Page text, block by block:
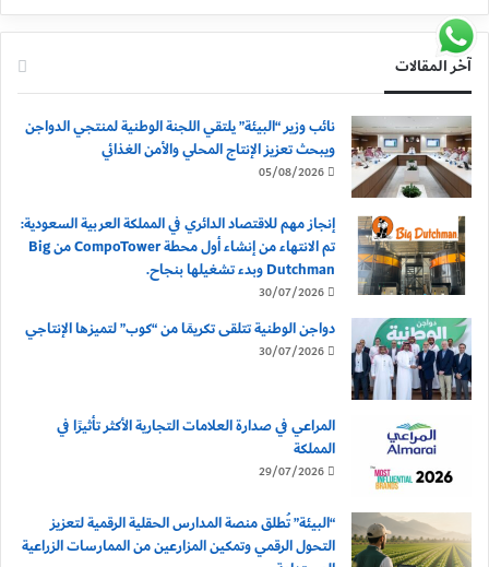
آخر المقالات
نائب وزير “البيئة” يلتقي اللجنة الوطنية لمنتجي الدواجن
ويبحث تعزيز الإنتاج المحلي والأمن الغذائي
05/08/2026
إنجاز مهم للاقتصاد الدائري في المملكة العربية السعودية:
تم الانتهاء من إنشاء أول محطة CompoTower من Big
Dutchman وبدء تشغيلها بنجاح.
30/07/2026
دواجن الوطنية تتلقى تكريمًا من “كوب” لتميزها الإنتاجي
30/07/2026
المراعي في صدارة العلامات التجارية الأكثر تأثيرًا في
المملكة
29/07/2026
“البيئة” تُطلق منصة المدارس الحقلية الرقمية لتعزيز
التحول الرقمي وتمكين المزارعين من الممارسات الزراعية